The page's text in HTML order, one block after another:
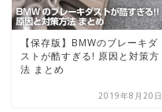
【保存版】BMWのブレーキダ
ストが酷すぎる! 原因と対策方
法 まとめ
2019年8月20日